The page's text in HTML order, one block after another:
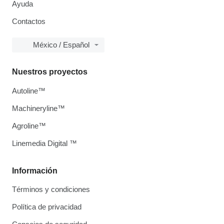
Ayuda
Contactos
México / Español
Información
Términos y condiciones
Política de privacidad
Nuestros proyectos
Autoline™
Machineryline™
Agroline™
Linemedia Digital ™